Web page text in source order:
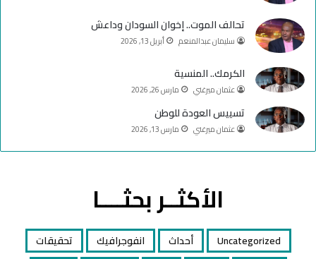
تحالف الموت.. إخوان السودان وداعش
سليمان عبدالمنعم أبريل 13, 2026
الكرمك.. المنسية
عثمان ميرغني مارس 26, 2026
تسييس العودة للوطن
عثمان ميرغني مارس 13, 2026
الأكثــر بحثــــا
Uncategorized أحداث انفوجرافيك تحقيقات